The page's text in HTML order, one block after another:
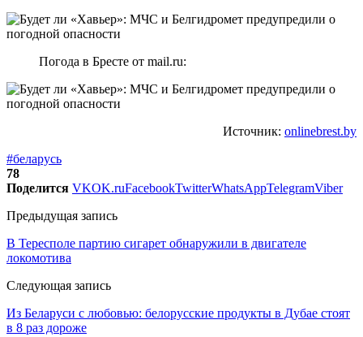
Погода в Бресте от mail.ru:
Источник: onlinebrest.by
#беларусь
78
Поделится VKOK.ruFacebookTwitterWhatsAppTelegramViber
Предыдущая запись
В Тересполе партию сигарет обнаружили в двигателе
локомотива
Следующая запись
Из Беларуси с любовью: белорусские продукты в Дубае стоят
в 8 раз дороже